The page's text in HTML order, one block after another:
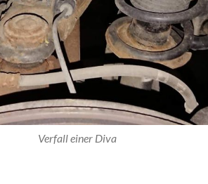
Verfall einer Diva